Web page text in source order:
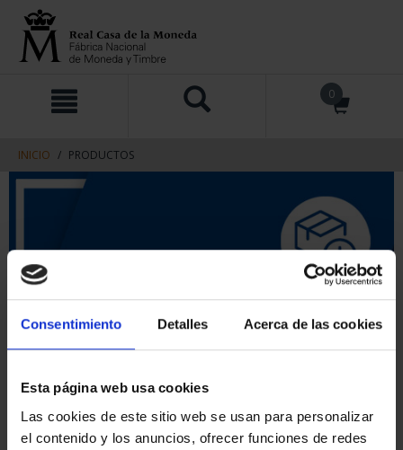
Consentimiento Detalles Acerca de las cookies
Esta página web usa cookies
Las cookies de este sitio web se usan para personalizar
el contenido y los anuncios, ofrecer funciones de redes
contenido
navegacin
0
INICIO PRODUCTOS